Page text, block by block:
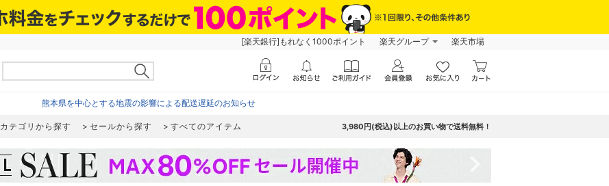
[楽天銀行]もれなく1000ポイント 楽天グループ 楽天市場
熊本県を中心とする地震の影響による配送遅延のお知らせ
カテゴリから探す セールから探す すべてのアイテム 3,980円(税込)以上のお買い物で送料無料！